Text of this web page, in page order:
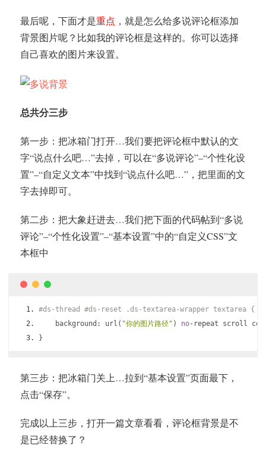
最后呢，下面才是重点 ，就是怎么给多说评论框添加
背景图片呢？比如我的评论框是这样的。你可以选择
自己喜欢的图片来设置。
总共分三步
第一步：把冰箱门打开…我们要把评论框中默认的文
字“说点什么吧…”去掉，可以在“多说评论”–“个性化设
置”–“自定义文本”中找到“说点什么吧…”，把里面的文
字去掉即可。
第二步：把大象赶进去…我们把下面的代码帖到“多说
评论”–“个性化设置”–“基本设置”中的“自定义CSS”文
本框中
#ds-thread #ds-reset .ds-textarea-wrapper textarea {
    background
: url ( "你的图片路径" ) no- repeat scroll
}
第三步：把冰箱门关上…拉到“基本设置”页面最下，
点击“保存”。
完成以上三步，打开一篇文章看看，评论框背景是不
是已经替换了？